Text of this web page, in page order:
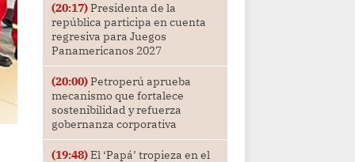
(20:17)Presidenta de la
república participa en cuenta
regresiva para Juegos
Panamericanos 2027
(20:00)Petroperú aprueba
mecanismo que fortalece
sostenibilidad y refuerza
gobernanza corporativa
(19:48)El ‘Papá’ tropieza en el